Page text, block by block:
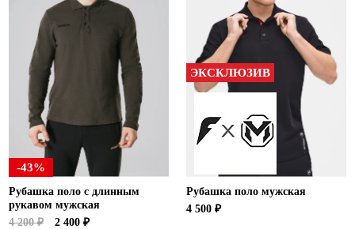
-43%
Рубашка поло с длинным
рукавом мужская
4 200 ₽
2 400 ₽
ЭКСКЛЮЗИВ
Рубашка поло мужская
4 500 ₽